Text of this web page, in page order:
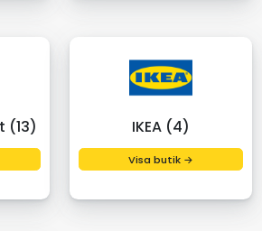
(13) IKEA (4)
Visa butik →